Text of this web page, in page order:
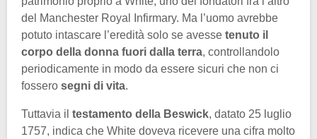
del Manchester Royal Infirmary. Ma l’uomo avrebbe
potuto intascare l’eredità solo se avesse tenuto il
corpo della donna fuori dalla terra, controllandolo
periodicamente in modo da essere sicuri che non ci
fossero segni di vita.
Tuttavia il testamento della Beswick, datato 25 luglio
1757, indica che White doveva ricevere una cifra molto